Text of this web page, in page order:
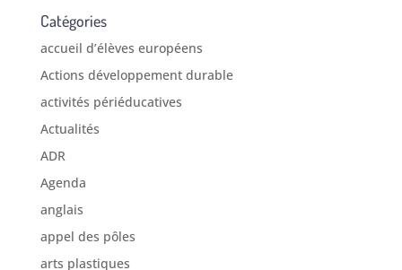
Actions développement durable
activités périéducatives
Actualités
ADR
Agenda
anglais
appel des pôles
arts plastiques
Association sportive
atelier éloquence